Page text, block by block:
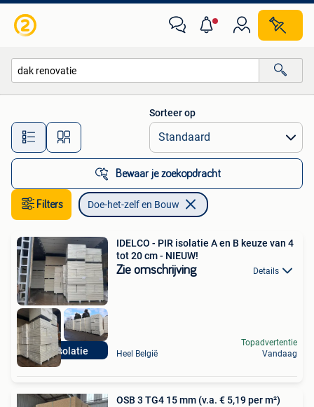
Alle afstanden…
Sorteer op
Bewaar je zoekopdracht
Filters Doe-het-zelf en Bouw
PIR isolatie
IDELCO - PIR isolatie A en B keuze van 4
tot 20 cm - NIEUW!
Zie omschrijving Details
Heel België
Topadvertentie
Vandaag
OSB 3 TG4 15 mm (v.a. € 5,19 per m²)